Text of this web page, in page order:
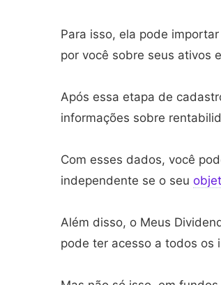
Para isso, ela pode
por você sobre seus ativos
Após essa etapa de
informações sobre
Com esses dados, você
independente se o seu
Além disso, o Meus
pode ter acesso a todos os